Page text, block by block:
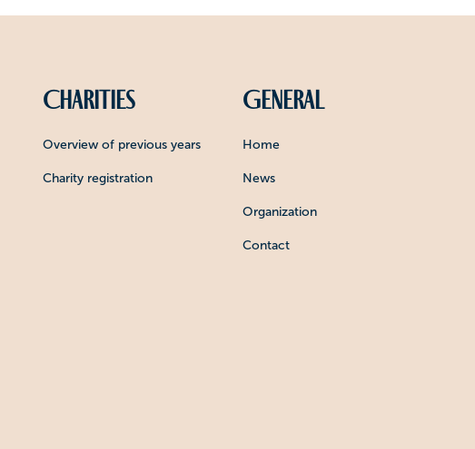
Charities
Overview of previous years
Charity registration
General
Home
News
Organization
Contact